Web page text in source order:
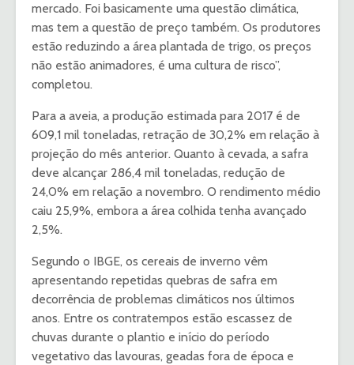
mercado. Foi basicamente uma questão climática,
mas tem a questão de preço também. Os produtores
estão reduzindo a área plantada de trigo, os preços
não estão animadores, é uma cultura de risco”,
completou.
Para a aveia, a produção estimada para 2017 é de
609,1 mil toneladas, retração de 30,2% em relação à
projeção do mês anterior. Quanto à cevada, a safra
deve alcançar 286,4 mil toneladas, redução de
24,0% em relação a novembro. O rendimento médio
caiu 25,9%, embora a área colhida tenha avançado
2,5%.
Segundo o IBGE, os cereais de inverno vêm
apresentando repetidas quebras de safra em
decorrência de problemas climáticos nos últimos
anos. Entre os contratempos estão escassez de
chuvas durante o plantio e início do período
vegetativo das lavouras, geadas fora de época e